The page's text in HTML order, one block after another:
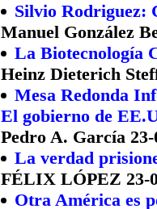
Silvio Rodriguez:
Manuel González
La Biotecnología
Heinz Dieterich
Mesa Redonda
El gobierno de
Pedro A. García 23-
La verdad
FÉLIX LÓPEZ 23-
Otra América es